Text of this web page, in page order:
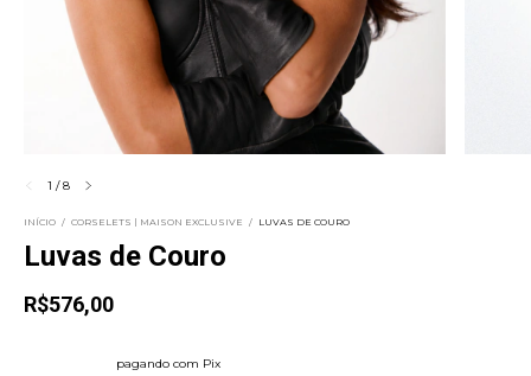
1 /8
INÍCIO / CORSELETS | MAISON EXCLUSIVE / LUVAS DE COURO
Luvas de Couro
R$576,00
pagando com Pix